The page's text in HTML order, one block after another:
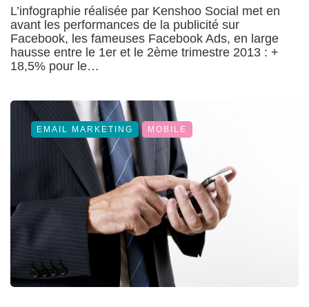
L’infographie réalisée par Kenshoo Social met en
avant les performances de la publicité sur
Facebook, les fameuses Facebook Ads, en large
hausse entre le 1er et le 2ème trimestre 2013 : +
18,5% pour le…
EMAIL MARKETING MOBILE